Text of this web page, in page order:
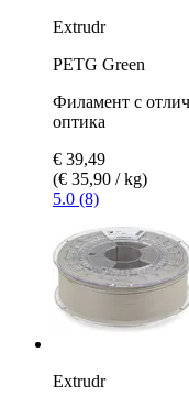
Extrudr
PETG Green
Филамент с
оптика
€ 39,49
(€ 35,90 / kg)
5.0 (8)
Extrudr